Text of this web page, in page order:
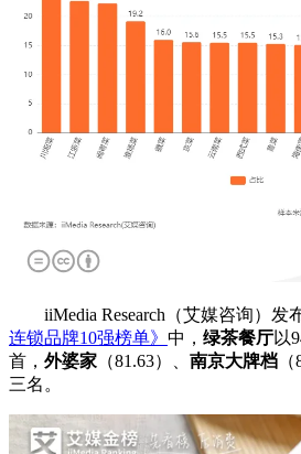
iiMedia Research（艾媒咨询）发
连锁品牌10强榜单》 中， 绿茶餐厅以
首， 外婆家 （81.63）、 南京大牌档
三名。